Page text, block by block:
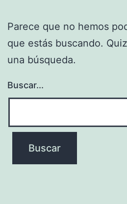
Parece que no hemos
que estás buscando.
una búsqueda.
Buscar...